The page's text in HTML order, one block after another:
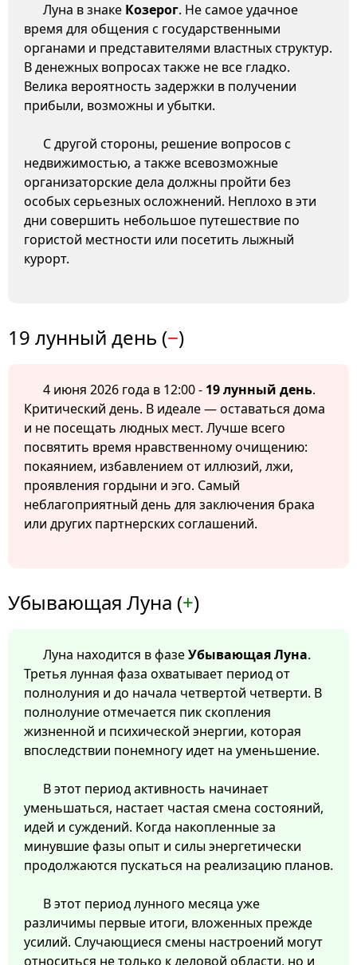
Луна в знаке Козерог. Не самое удачное
время для общения с государственными
органами и представителями властных структур.
В денежных вопросах также не все гладко.
Велика вероятность задержки в получении
прибыли, возможны и убытки.
С другой стороны, решение вопросов с
недвижимостью, а также всевозможные
организаторские дела должны пройти без
особых серьезных осложнений. Неплохо в эти
дни совершить небольшое путешествие по
гористой местности или посетить лыжный
курорт.
19 лунный день (−)
4 июня 2026 года в 12:00 - 19 лунный день.
Критический день. В идеале — оставаться дома
и не посещать людных мест. Лучше всего
посвятить время нравственному очищению:
покаянием, избавлением от иллюзий, лжи,
проявления гордыни и эго. Самый
неблагоприятный день для заключения брака
или других партнерских соглашений.
Убывающая Луна (+)
Луна находится в фазеУбывающая Луна.
Третья лунная фаза охватывает период от
полнолуния и до начала четвертой четверти. В
полнолуние отмечается пик скопления
жизненной и психической энергии, которая
впоследствии понемногу идет на уменьшение.
В этот период активность начинает
уменьшаться, настает частая смена состояний,
идей и суждений. Когда накопленные за
минувшие фазы опыт и силы энергетически
продолжаются пускаться на реализацию планов.
В этот период лунного месяца уже
различимы первые итоги, вложенных прежде
усилий. Случающиеся смены настроений могут
относиться не только к деловой области, но и